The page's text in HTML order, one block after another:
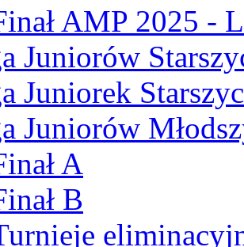
AMP 2025 -
Juniorów
Juniorek
Juniorów
A
B